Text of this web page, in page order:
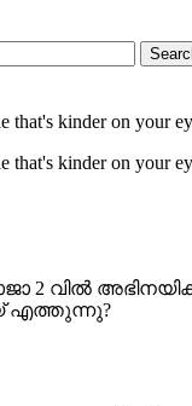
that's kinder on your
that's kinder on your
2 വില്‍
എത്തുന്നു?